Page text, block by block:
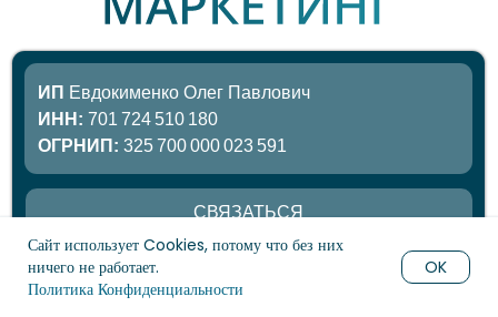
Сайт использует Cookies, потому что без них
ничего не работает.
Политика Конфиденциальности
OK